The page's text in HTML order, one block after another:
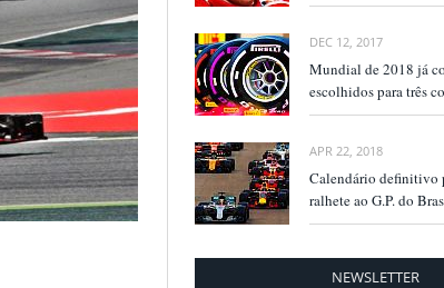
DEC 12, 2017
Mundial de 2018 já
escolhidos para três
APR 22, 2018
Calendário definitivo
ralhete ao G.P. do
NEWSLETTER